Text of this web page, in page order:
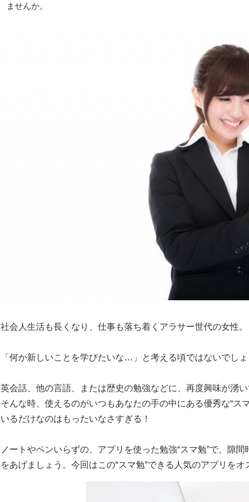
ませんか。
社会人生活も長くなり、仕事も落ち着くアラサー世代の女性。
「何か新しいことを学びたいな…」と考える頃ではないでしょ
英会話、他の言語、または歴史の勉強などに、再度興味が湧い
そんな時、使えるのがいつもあなたの手の中にある優秀な“ス
いるだけなのはもったいなさすぎる！
ノートやペンいらずの、アプリを使った勉強“スマ勉”で、隙
をあげましょう。今回はこの“スマ勉”できる人気のアプリをオ